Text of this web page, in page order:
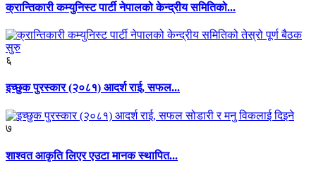
क्रान्तिकारी कम्युनिस्ट पार्टी नेपालको केन्द्रीय समितिको...
६
इच्छुक पुरस्कार (२०८१) आदर्श राई, सफल...
७
शाश्वत आकृति लिएर एउटा मानक स्थापित...